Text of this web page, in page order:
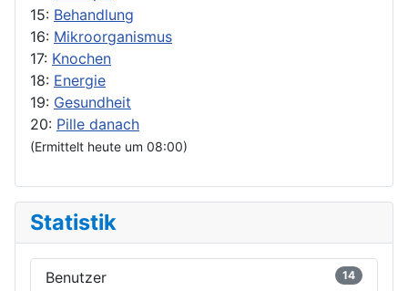
15: Behandlung
16: Mikroorganismus
17: Knochen
18: Energie
19: Gesundheit
20: Pille danach
(Ermittelt heute um 08:00)
Statistik
Benutzer 14